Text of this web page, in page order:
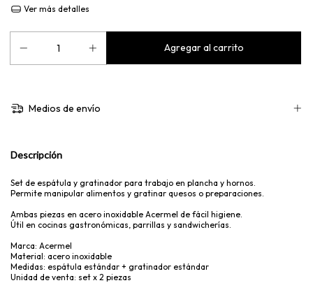
Ver más detalles
Medios de envío
Descripción
Set de espátula y gratinador para trabajo en plancha y hornos.
Permite manipular alimentos y gratinar quesos o preparaciones.
Ambas piezas en acero inoxidable Acermel de fácil higiene.
Útil en cocinas gastronómicas, parrillas y sandwicherías.
Marca: Acermel
Material: acero inoxidable
Medidas: espátula estándar + gratinador estándar
Unidad de venta: set x 2 piezas